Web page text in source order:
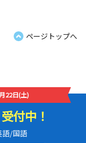
ページトップへ
22日(土)
付中！
語/国語